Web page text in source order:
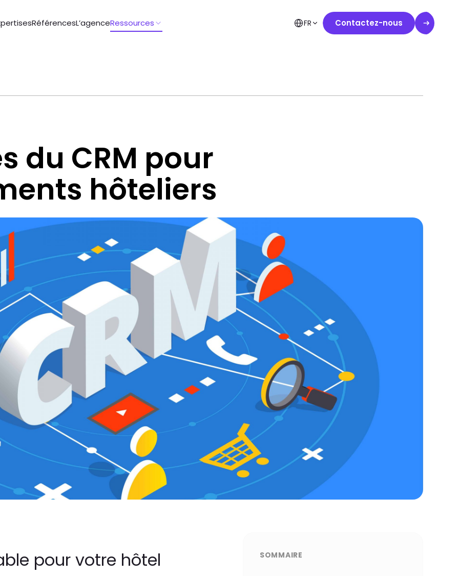
RéférencesL’agenceRessources FR Contactez-nous
du CRM pour
hôteliers
pour votre hôtel SOMMAIRE